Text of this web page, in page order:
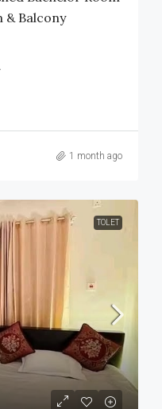
& Balcony
1 month ago
TOLET